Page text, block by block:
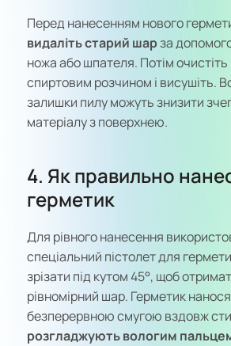
Перед нанесенням нового
видаліть старий шарза
ножа або шпателя. Потім
спиртовим розчином і висушіть.
залишки пилу можуть знизити
матеріалу з поверхнею.
4. Як правильно
герметик
Для рівного нанесення
спеціальний пістолет для
зрізати під кутом 45°, щоб
рівномірний шар. Герметик
безперервною смугою вздовж
розгладжують вологим